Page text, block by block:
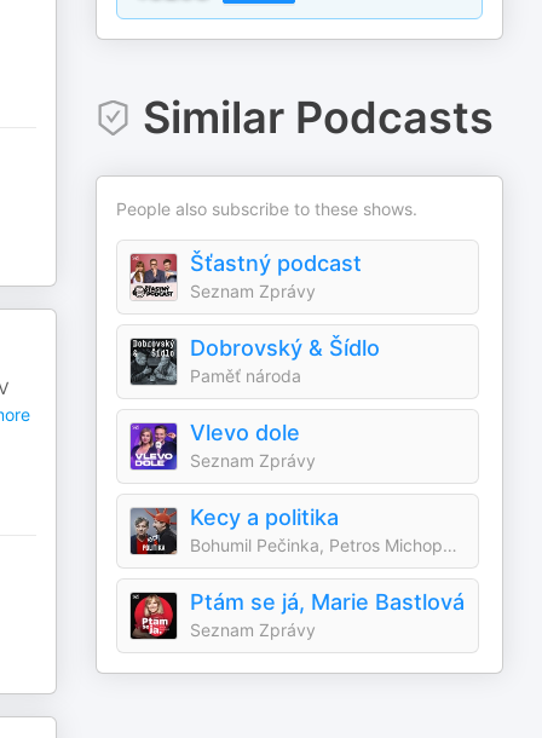
Similar Podcasts
People also subscribe to these shows.
Šťastný podcast
Seznam Zprávy
Dobrovský & Šídlo
Paměť národa
Vlevo dole
Seznam Zprávy
Kecy a politika
Bohumil Pečinka, Petros Michopulos
Ptám se já, Marie Bastlová
Seznam Zprávy